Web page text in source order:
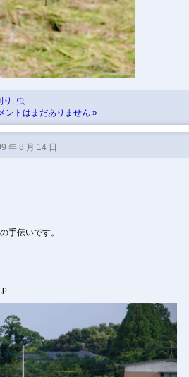
り , 虫
ントはまだありません »
年 8 月 14 日
手伝いです。